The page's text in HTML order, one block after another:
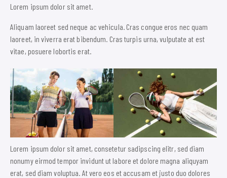
Lorem ipsum dolor sit amet.
Aliquam laoreet sed neque ac vehicula. Cras congue eros nec quam
laoreet, in viverra erat bibendum. Cras turpis urna, vulputate at est
vitae, posuere lobortis erat.
Lorem ipsum dolor sit amet, consetetur sadipscing elitr, sed diam
nonumy eirmod tempor invidunt ut labore et dolore magna aliquyam
erat, sed diam voluptua. At vero eos et accusam et justo duo dolores